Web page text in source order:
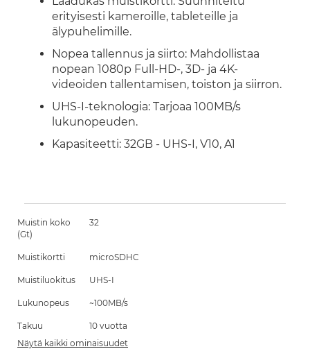
erityisesti kameroille, tableteille ja
älypuhelimille.
Nopea tallennus ja siirto: Mahdollistaa
nopean 1080p Full-HD-, 3D- ja 4K-
videoiden tallentamisen, toiston ja siirron.
UHS-I-teknologia: Tarjoaa 100MB/s
lukunopeuden.
Kapasiteetti: 32GB - UHS-I, V10, A1
Muistin koko
(Gt)
32
Muistikortti microSDHC
Muistiluokitus UHS-I
Lukunopeus ~100MB/s
Takuu
10 vuotta
Näytä kaikki ominaisuudet